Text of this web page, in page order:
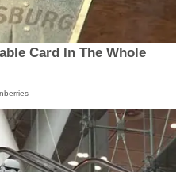
Card In The Whole